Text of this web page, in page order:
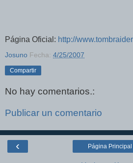
Página Oficial: http://
Josuno Fecha: 4/25/2007
Compartir
No hay comentarios.:
Publicar un comentario
‹ Página Principal